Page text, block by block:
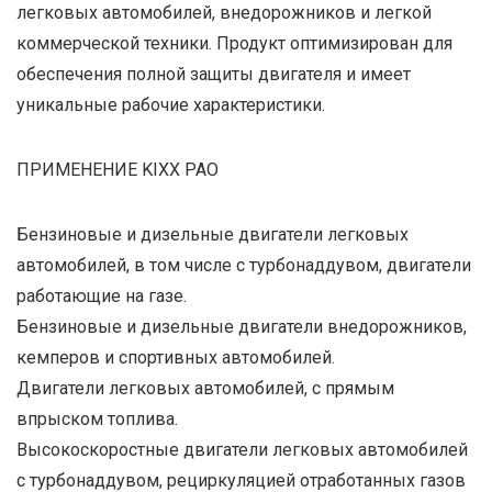
легковых автомобилей, внедорожников и легкой
коммерческой техники. Продукт оптимизирован для
обеспечения полной защиты двигателя и имеет
уникальные рабочие характеристики.
ПРИМЕНЕНИЕ KIXX PAO
Бензиновые и дизельные двигатели легковых
автомобилей, в том числе с турбонаддувом, двигатели
работающие на газе.
Бензиновые и дизельные двигатели внедорожников,
кемперов и спортивных автомобилей.
Двигатели легковых автомобилей, с прямым
впрыском топлива.
Высокоскоростные двигатели легковых автомобилей
с турбонаддувом, рециркуляцией отработанных газов